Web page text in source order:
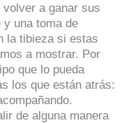
a ganar sus
y una toma de
la tibieza si estas
a mostrar. Por
que lo pueda
los que están atrás:
de alguna manera